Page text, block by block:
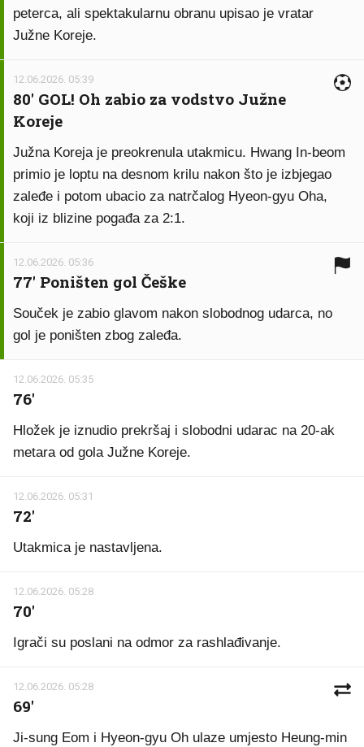
peterca, ali spektakularnu obranu upisao je vratar
Južne Koreje.
12.06.2026. 05:39
80' GOL! Oh zabio za vodstvo Južne
Koreje
Južna Koreja je preokrenula utakmicu. Hwang In-beom
primio je loptu na desnom krilu nakon što je izbjegao
zaleđe i potom ubacio za natrčalog Hyeon-gyu Oha,
koji iz blizine pogađa za 2:1.
12.06.2026. 05:36
77' Poništen gol Češke
Souček je zabio glavom nakon slobodnog udarca, no
gol je poništen zbog zaleđa.
12.06.2026. 05:35
76'
Hložek je iznudio prekršaj i slobodni udarac na 20-ak
metara od gola Južne Koreje.
12.06.2026. 05:31
72'
Utakmica je nastavljena.
12.06.2026. 05:28
70'
Igrači su poslani na odmor za rashlađivanje.
12.06.2026. 05:28
69'
Ji-sung Eom i Hyeon-gyu Oh ulaze umjesto Heung-min